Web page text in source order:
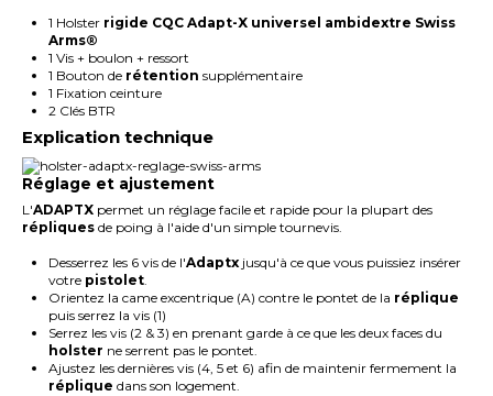
1 Holster rigide CQC Adapt-X universel ambidextre Swiss
Arms®
1 Vis + boulon + ressort
1 Bouton de rétention supplémentaire
1 Fixation ceinture
2 Clés BTR
Explication technique
Réglage et ajustement
L'ADAPTX permet un réglage facile et rapide pour la plupart des
répliques de poing à l'aide d'un simple tournevis.
Desserrez les 6 vis de l'Adaptxjusqu'à ce que vous puissiez insérer
votre pistolet.
Orientez la came excentrique (A) contre le pontet de la réplique
puis serrez la vis (1)
Serrez les vis (2 & 3) en prenant garde à ce que les deux faces du
holster ne serrent pas le pontet.
Ajustez les dernières vis (4, 5 et 6) afin de maintenir fermement la
réplique dans son logement.